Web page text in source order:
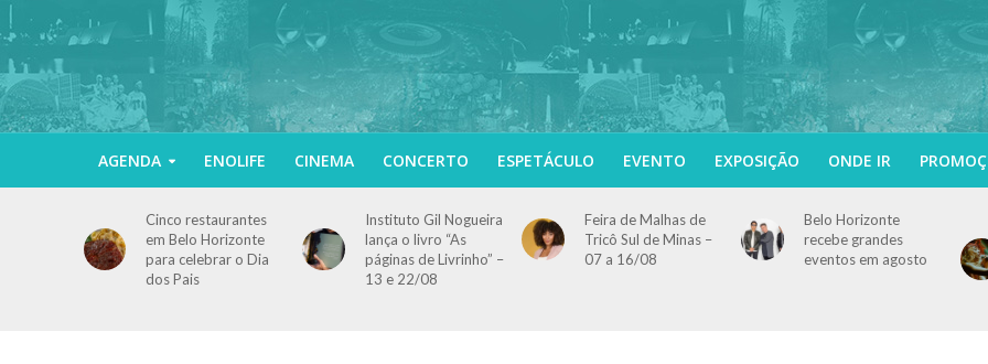
AGENDA ENOLIFE CINEMA CONCERTO ESPETÁCULO EVENTO EXPOSIÇÃO ONDE IR
Cinco restaurantes
em Belo Horizonte
para celebrar o Dia
dos Pais
Instituto Gil Nogueira
lança o livro “As
páginas de Livrinho” –
13 e 22/08
Feira de Malhas de
Tricô Sul de Minas –
07 a 16/08
Belo Horizonte
recebe grandes
eventos em agosto